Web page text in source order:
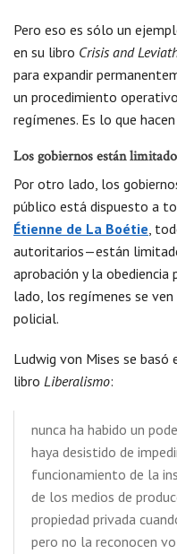
Pero eso es sólo un
en su libro Crisis and
para expandir
un procedimiento
regímenes. Es lo que
Los gobiernos están
Por otro lado, los
público está dispuesto a
Étienne de La Boétie,
autoritarios—están
aprobación y la obediencia
lado, los regímenes se
policial.
Ludwig von Mises se basó
libro Liberalismo:
nunca ha habido un
haya desistido de
funcionamiento de la
de los medios de
propiedad privada
pero no la reconocen